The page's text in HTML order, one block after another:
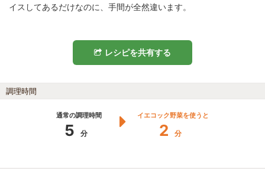
イスしてあるだけなのに、手間が全然違います。
レシピを共有する
調理時間
通常の調理時間
5 分
イエコック野菜を使うと
2 分